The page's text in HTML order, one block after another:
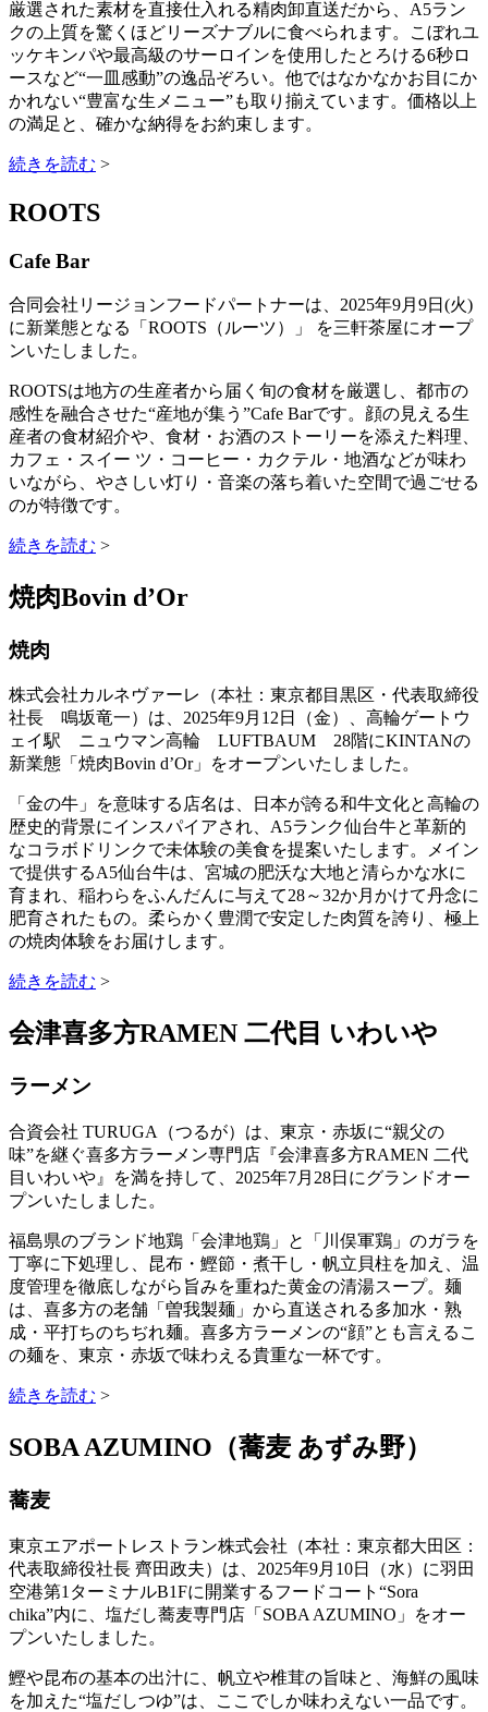
厳選された素材を直接仕入れる精肉卸直送だから、A5ラン
クの上質を驚くほどリーズナブルに食べられます。こぼれユ
ッケキンパや最高級のサーロインを使用したとろける6秒ロ
ースなど“一皿感動”の逸品ぞろい。他ではなかなかお目にか
かれない“豊富な生メニュー”も取り揃えています。価格以上
の満足と、確かな納得をお約束します。
続きを読む >
ROOTS
Cafe Bar
合同会社リージョンフードパートナーは、2025年9月9日(火)
に新業態となる「ROOTS（ルーツ）」 を三軒茶屋にオープ
ンいたしました。
ROOTSは地方の生産者から届く旬の食材を厳選し、都市の
感性を融合させた“産地が集う”Cafe Barです。顔の見える生
産者の食材紹介や、食材・お酒のストーリーを添えた料理、
カフェ・スイー ツ・コーヒー・カクテル・地酒などが味わ
いながら、やさしい灯り・音楽の落ち着いた空間で過ごせる
のが特徴です。
続きを読む >
焼肉Bovin d’Or
焼肉
株式会社カルネヴァーレ（本社：東京都目黒区・代表取締役
社長 鳴坂竜一）は、2025年9月12日（金）、高輪ゲートウ
ェイ駅 ニュウマン高輪 LUFTBAUM 28階にKINTANの
新業態「焼肉Bovin d’Or」をオープンいたしました。
「金の牛」を意味する店名は、日本が誇る和牛文化と高輪の
歴史的背景にインスパイアされ、A5ランク仙台牛と革新的
なコラボドリンクで未体験の美食を提案いたします。メイン
で提供するA5仙台牛は、宮城の肥沃な大地と清らかな水に
育まれ、稲わらをふんだんに与えて28～32か月かけて丹念に
肥育されたもの。柔らかく豊潤で安定した肉質を誇り、極上
の焼肉体験をお届けします。
続きを読む >
会津喜多方RAMEN 二代目 いわいや
ラーメン
合資会社 TURUGA（つるが）は、東京・赤坂に“親父の
味”を継ぐ喜多方ラーメン専門店『会津喜多方RAMEN 二代
目いわいや』を満を持して、2025年7月28日にグランドオー
プンいたしました。
福島県のブランド地鶏「会津地鶏」と「川俣軍鶏」のガラを
丁寧に下処理し、昆布・鰹節・煮干し・帆立貝柱を加え、温
度管理を徹底しながら旨みを重ねた黄金の清湯スープ。麺
は、喜多方の老舗「曽我製麺」から直送される多加水・熟
成・平打ちのちぢれ麺。喜多方ラーメンの“顔”とも言えるこ
の麺を、東京・赤坂で味わえる貴重な一杯です。
続きを読む >
SOBA AZUMINO（蕎麦 あずみ野）
蕎麦
東京エアポートレストラン株式会社（本社：東京都大田区：
代表取締役社長 齊田政夫）は、2025年9月10日（水）に羽田
空港第1ターミナルB1Fに開業するフードコート“Sora
chika”内に、塩だし蕎麦専門店「SOBA AZUMINO」をオー
プンいたしました。
鰹や昆布の基本の出汁に、帆立や椎茸の旨味と、海鮮の風味
を加えた“塩だしつゆ”は、ここでしか味わえない一品です。